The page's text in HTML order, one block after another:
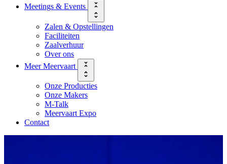
Meetings & Events
Zalen & Opstellingen
Faciliteiten
Zaalverhuur
Over ons
Meer Meervaart
Onze Producties
Onze Makers
M-Talk
Meervaart Expo
Contact